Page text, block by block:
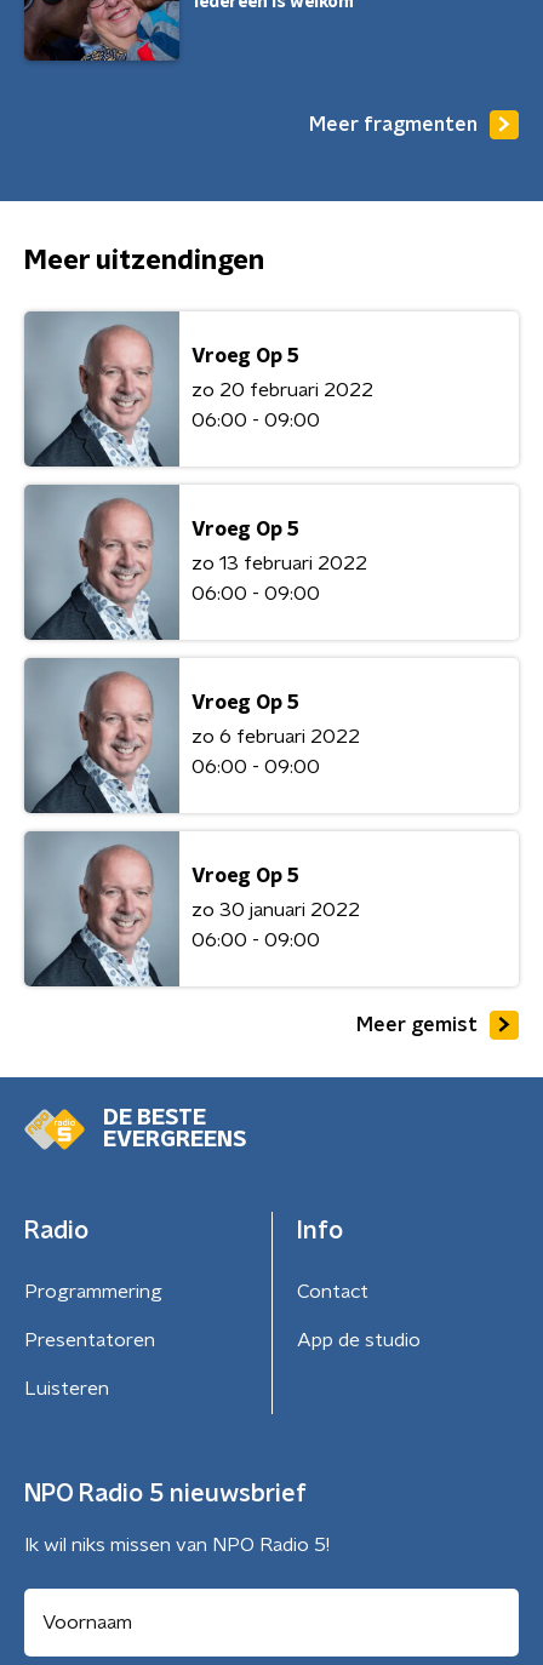
Meer fragmenten
Meer uitzendingen
Vroeg Op 5
zo 20 februari 2022
06:00 - 09:00
Vroeg Op 5
zo 13 februari 2022
06:00 - 09:00
Vroeg Op 5
zo 6 februari 2022
06:00 - 09:00
Vroeg Op 5
zo 30 januari 2022
06:00 - 09:00
Meer gemist
DE BESTE
EVERGREENS
Radio
Programmering
Presentatoren
Luisteren
Info
Contact
App de studio
NPO Radio 5 nieuwsbrief
Ik wil niks missen van NPO Radio 5!